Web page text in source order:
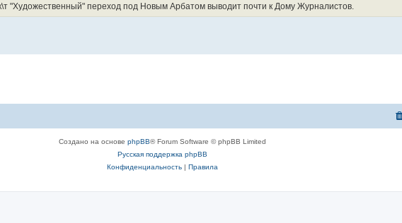
"Художественный" переход под Новым Арбатом выводит почти к Дому Журналистов.
Создано на основе phpBB® Forum Software © phpBB Limited
Русская поддержка phpBB
Конфиденциальность| Правила